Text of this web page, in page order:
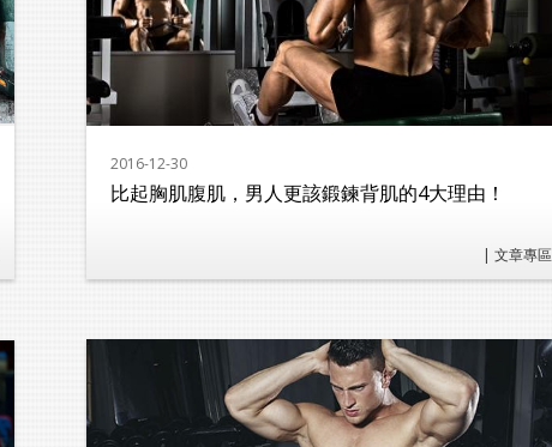
2016-12-30
比起胸肌腹肌，男人更該鍛鍊背肌的4大理由！
| 文章專區